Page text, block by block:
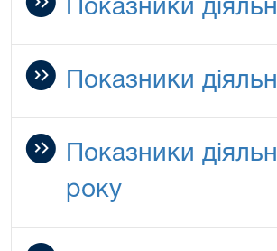
Показники
Показники
Показники
року